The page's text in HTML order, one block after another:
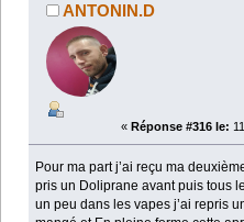
ANTONIN.D
« Réponse #316 le:
Pour ma part j’ai reçu ma
pris un Doliprane avant puis tous
un peu dans les vapes j’ai repris